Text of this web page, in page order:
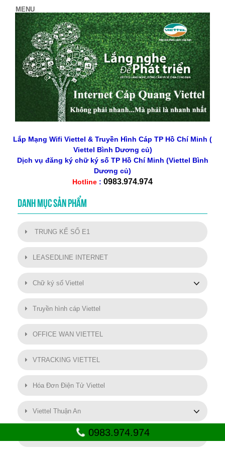
Lắp Mạng Wifi Viettel & Truyền Hình Cáp TP Hồ Chí Minh (
Viettel Bình Dương củ)
Dịch vụ đăng ký chữ ký số TP Hồ Chí Minh (Viettel Bình
Dương củ)
Hotline : 0983.974.974
DANH MỤC SẢN PHẨM
TRUNG KẾ SỐ E1
LEASEDLINE INTERNET
Chữ ký số Viettel
Truyền hình cáp Viettel
OFFICE WAN VIETTEL
VTRACKING VIETTEL
Hóa Đơn Điện Tử Viettel
Viettel Thuận An
SMART MOTOR VIETTEL0983.974.974